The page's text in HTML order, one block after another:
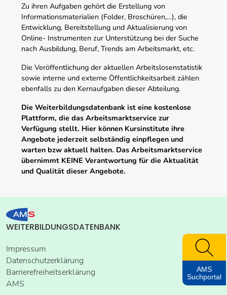
Zu ihren Aufgaben gehört die Erstellung von
Informationsmaterialien (Folder, Broschüren,…), die
Entwicklung, Bereitstellung und Aktualisierung von
Online- Instrumenten zur Unterstützung bei der Suche
nach Ausbildung, Beruf, Trends am Arbeitsmarkt, etc.
Die Veröffentlichung der aktuellen Arbeitslosenstatistik
sowie interne und externe Öffentlichkeitsarbeit zählen
ebenfalls zu den Kernaufgaben dieser Abteilung.
Die Weiterbildungsdatenbank ist eine kostenlose
Plattform, die das Arbeitsmarktservice zur
Verfügung stellt. Hier können Kursinstitute ihre
Angebote jederzeit selbständig einpflegen und
warten bzw aktuell halten. Das Arbeitsmarktservice
übernimmt KEINE Verantwortung für die Aktualität
und Qualität dieser Angebote.
WEITERBILDUNGSDATENBANK
Impressum
Datenschutzerklärung
Barrierefreiheitserklärung
AMS
AMS
Suchportal